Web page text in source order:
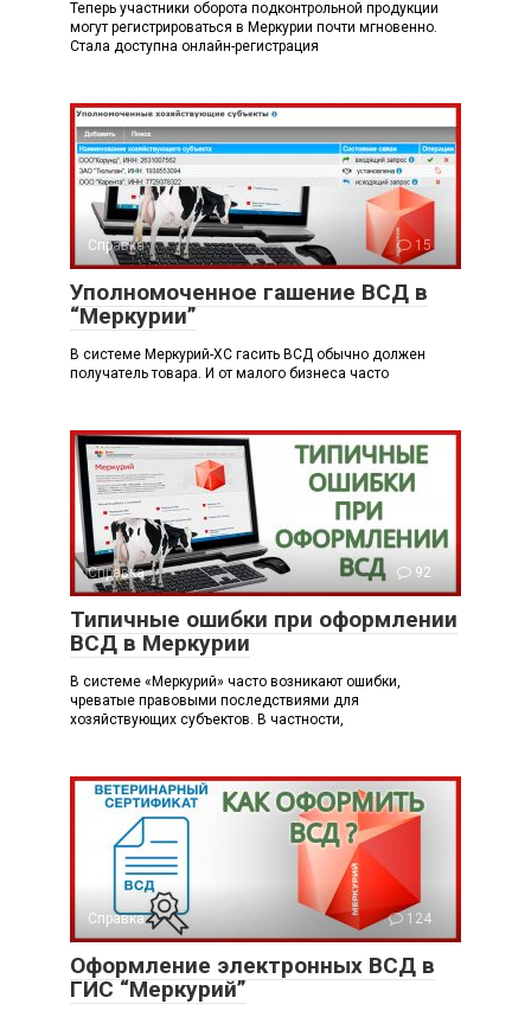
Теперь участники оборота подконтрольной продукции
могут регистрироваться в Меркурии почти мгновенно.
Стала доступна онлайн-регистрация
Справка 15
Уполномоченное гашение ВСД в
“Меркурии”
В системе Меркурий-ХС гасить ВСД обычно должен
получатель товара. И от малого бизнеса часто
Справка 92
Типичные ошибки при оформлении
ВСД в Меркурии
В системе «Меркурий» часто возникают ошибки,
чреватые правовыми последствиями для
хозяйствующих субъектов. В частности,
Справка 124
Оформление электронных ВСД в
ГИС “Меркурий”